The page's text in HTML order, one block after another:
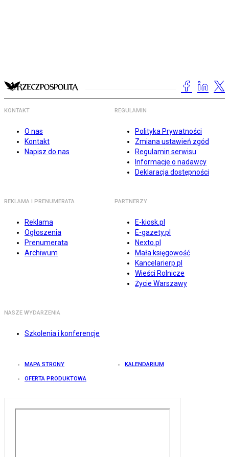
KONTAKT
O nas
Kontakt
Napisz do nas
REGULAMIN
Polityka Prywatności
Zmiana ustawień zgód
Regulamin serwisu
Informacje o nadawcy
Deklaracja dostępności
REKLAMA I PRENUMERATA
Reklama
Ogłoszenia
Prenumerata
Archiwum
PARTNERZY
E-kiosk.pl
E-gazety.pl
Nexto.pl
Mała księgowość
Kancelarierp.pl
Wieści Rolnicze
Życie Warszawy
NASZE WYDARZENIA
Szkolenia i konferencje
MAPA STRONY KALENDARIUM
OFERTA PRODUKTOWA